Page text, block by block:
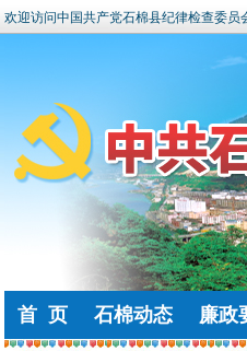
欢迎访问中国共产党石棉县纪律检查委员
首 页 石棉动态 廉政